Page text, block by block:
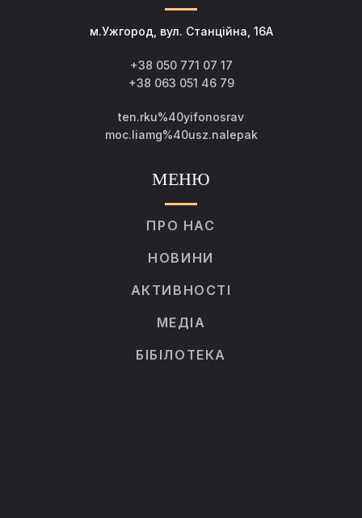
м.Ужгород, вул. Станційна, 16А
+38 050 771 07 17
+38 063 051 46 79
ten.rku%40yifonosrav
moc.liamg%40usz.nalepak
МЕНЮ
ПРО НАС
НОВИНИ
АКТИВНОСТІ
МЕДІА
БІБІЛОТЕКА